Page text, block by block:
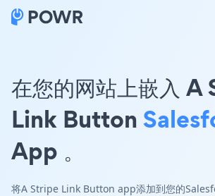
在您的网站上嵌入
Link Button
App 。
将A Stripe Link Button app添加到您的